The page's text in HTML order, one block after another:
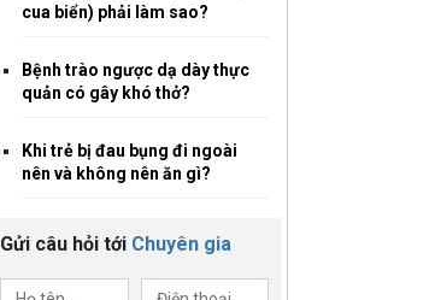
cua biển) phải làm sao?
Bệnh trào ngược dạ dày thực
quản có gây khó thở?
Khi trẻ bị đau bụng đi ngoài
nên và không nên ăn gì?
Gửi câu hỏi tới Chuyên gia